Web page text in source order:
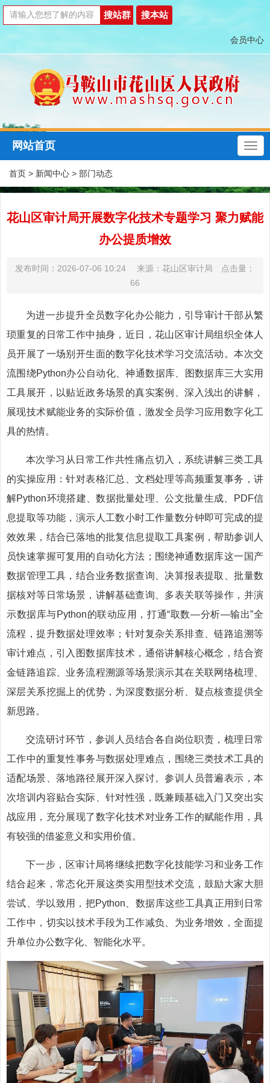
会员中心
网站首页
首页 > 新闻中心 > 部门动态
花山区审计局开展数字化技术专题学习 聚力赋能
办公提质增效
发布时间：2026-07-06 10:24 来源：花山区审计局 点击量：
66
为进一步提升全员数字化办公能力，引导审计干部从繁
琐重复的日常工作中抽身，近日，花山区审计局组织全体人
员开展了一场别开生面的数字化技术学习交流活动。本次交
流围绕Python办公自动化、神通数据库、图数据库三大实用
工具展开，以贴近政务场景的真实案例、深入浅出的讲解，
展现技术赋能业务的实际价值，激发全员学习应用数字化工
具的热情。
本次学习从日常工作共性痛点切入，系统讲解三类工具
的实操应用：针对表格汇总、文档处理等高频重复事务，讲
解Python环境搭建、数据批量处理、公文批量生成、PDF信
息提取等功能，演示人工数小时工作量数分钟即可完成的提
效效果，结合已落地的批复信息提取工具案例，帮助参训人
员快速掌握可复用的自动化方法；围绕神通数据库这一国产
数据管理工具，结合业务数据查询、决算报表提取、批量数
据核对等日常场景，讲解基础查询、多表关联等操作，并演
示数据库与Python的联动应用，打通“取数—分析—输出”全
流程，提升数据处理效率；针对复杂关系排查、链路追溯等
审计难点，引入图数据库技术，通俗讲解核心概念，结合资
金链路追踪、业务流程溯源等场景演示其在关联网络梳理、
深层关系挖掘上的优势，为深度数据分析、疑点核查提供全
新思路。
交流研讨环节，参训人员结合各自岗位职责，梳理日常
工作中的重复性事务与数据处理难点，围绕三类技术工具的
适配场景、落地路径展开深入探讨。参训人员普遍表示，本
次培训内容贴合实际、针对性强，既兼顾基础入门又突出实
战应用，充分展现了数字化技术对业务工作的赋能作用，具
有较强的借鉴意义和实用价值。
下一步，区审计局将继续把数字化技能学习和业务工作
结合起来，常态化开展这类实用型技术交流，鼓励大家大胆
尝试、学以致用，把Python、数据库这些工具真正用到日常
工作中，切实以技术手段为工作减负、为业务增效，全面提
升单位办公数字化、智能化水平。